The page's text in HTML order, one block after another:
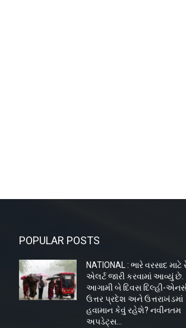
POPULAR POSTS
NATIONAL : ભારે વરસાદ માટે
એલર્ટ જારી કરવામાં આવ્યું છે.
આગામી બે દિવસ દિલ્હી-
ઉત્તર પ્રદેશ અને ઉત્તરાખંડમાં
હવામાન કેવું રહેશે? નવીનતમ
અપડેટ્સ...